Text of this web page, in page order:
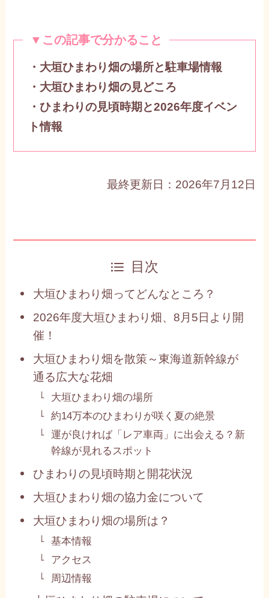
▼この記事で分かること
・大垣ひまわり畑の場所と駐車場情報
・大垣ひまわり畑の見どころ
・ひまわりの見頃時期と2026年度イベン
ト情報
最終更新日：2026年7月12日
目次
大垣ひまわり畑ってどんなところ？
2026年度大垣ひまわり畑、8月5日より開
催！
大垣ひまわり畑を散策～東海道新幹線が
通る広大な花畑
大垣ひまわり畑の場所
約14万本のひまわりが咲く夏の絶景
運が良ければ「レア車両」に出会える？新
幹線が見れるスポット
ひまわりの見頃時期と開花状況
大垣ひまわり畑の協力金について
大垣ひまわり畑の場所は？
基本情報
アクセス
周辺情報